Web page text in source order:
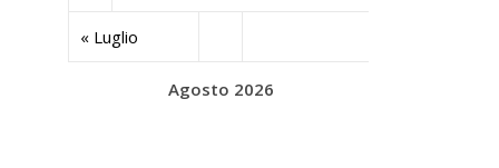
Agosto 2026
« Luglio